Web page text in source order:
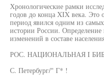
Хронологические рамки
годов до конца XIX века. Это
период явился одним из
истории России. Определение
изменений в составе
РОС. НАЦИОНАЛЬНАЯ I
С. Петербург/" Г* !